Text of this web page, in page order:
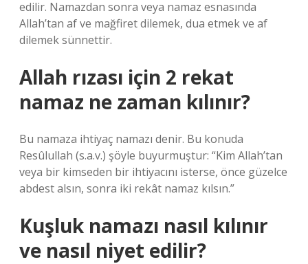
edilir. Namazdan sonra veya namaz esnasında
Allah’tan af ve mağfiret dilemek, dua etmek ve af
dilemek sünnettir.
Allah rızası için 2 rekat
namaz ne zaman kılınır?
Bu namaza ihtiyaç namazı denir. Bu konuda
Resûlullah (s.a.v.) şöyle buyurmuştur: “Kim Allah’tan
veya bir kimseden bir ihtiyacını isterse, önce güzelce
abdest alsın, sonra iki rekât namaz kılsın.”
Kuşluk namazı nasıl kılınır
ve nasıl niyet edilir?